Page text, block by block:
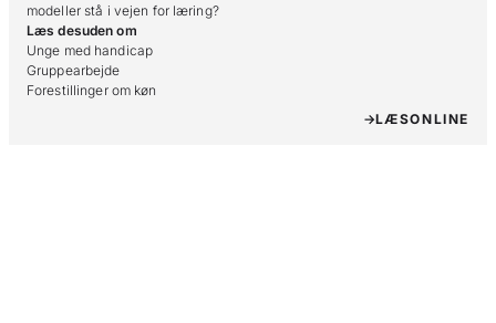
modeller stå i vejen for læring?
Læs desuden om
Unge med handicap
Gruppearbejde
Forestillinger om køn
LÆSONLINE